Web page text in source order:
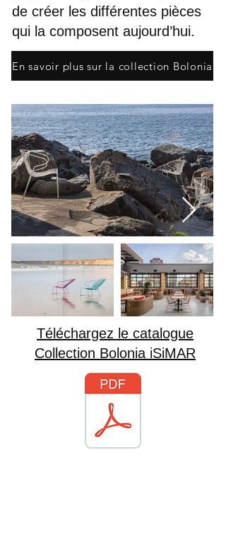
de créer les différentes pièces
qui la composent aujourd’hui.
En savoir plus sur la collection Bolonia
Téléchargez le catalogue
Collection Bolonia iSiMAR